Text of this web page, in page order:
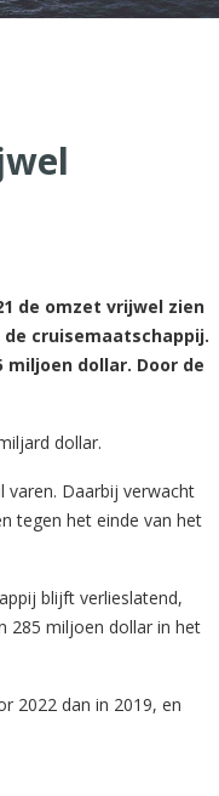
de omzet vrijwel zien
cruisemaatschappij.
miljoen dollar. Door de
dollar.
varen. Daarbij verwacht
tegen het einde van het
blijft verlieslatend,
285 miljoen dollar in het
2022 dan in 2019, en